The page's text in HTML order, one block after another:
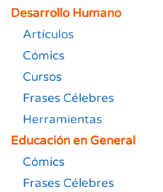
Desarrollo Humano
Artículos
Cómics
Cursos
Frases Célebres
Herramientas
Educación en General
Cómics
Frases Célebres